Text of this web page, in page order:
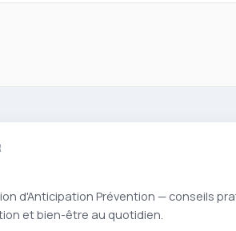
d'Anticipation Prévention — conseils
et bien-être au quotidien.